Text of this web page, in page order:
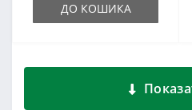
ДО КОШИКА